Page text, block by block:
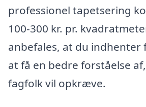
professionel tapetsering
100-300 kr. pr.
anbefales, at du
at få en bedre forståelse
fagfolk vil opkræve.